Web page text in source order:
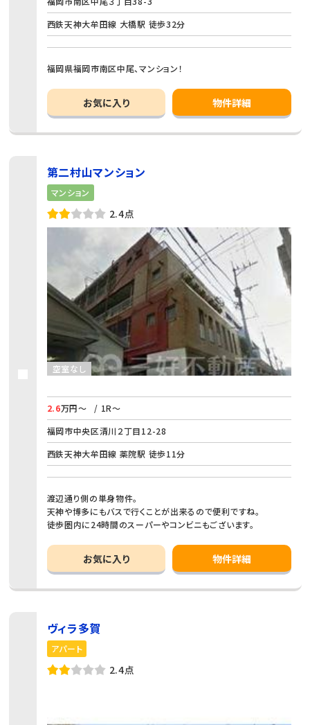
西鉄天神大牟田線 大橋駅 徒歩32分
福岡県福岡市南区中尾、マンション！
お気に入り 物件詳細
第二村山マンション
マンション
2.4点
空室なし
2.6万円～
/ 1R～
福岡市中央区清川２丁目12-28
西鉄天神大牟田線 薬院駅 徒歩11分
渡辺通り側の単身物件。
天神や博多にもバスで行くことが出来るので便利ですね。
徒歩圏内に24時間のスーパーやコンビニもございます。
お気に入り 物件詳細
ヴィラ多賀
アパート
2.4点